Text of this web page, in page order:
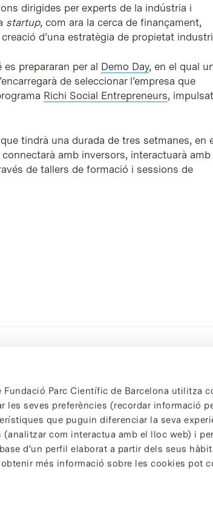
Parc Científic de Barcelona utilitza
les seves preferències (recordar informació
que puguin diferenciar la seva
com interactua amb el lloc web) i
d'un perfil elaborat a partir dels seus
més informació sobre les cookies pot
dirigides per experts de la indústria i
startup, com ara la cerca de finançament,
d’una estratègia de propietat
prepararan per al Demo Day, en el qual
de seleccionar l’empresa que
Richi Social Entrepreneurs, impulsat
tindrà una durada de tres setmanes, en
connectarà amb inversors, interactuarà amb
de tallers de formació i sessions de